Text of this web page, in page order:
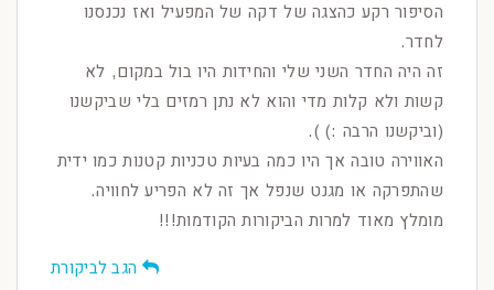
הסיפור רקע כהצגה של דקה של המפעיל ואז נכנסנו
לחדר.
זה היה החדר השני שלי והחידות היו בול במקום, לא
קשות ולא קלות מדי והוא לא נתן רמזים בלי שביקשנו
(וביקשנו הרבה :) ).
האווירה טובה אך היו כמה בעיות טכניות קטנות כמו ידית
שהתפרקה או מגנט שנפל אך זה לא הפריע לחוויה.
מומלץ מאוד למרות הביקורות הקודמות!!!
הגב לביקורת